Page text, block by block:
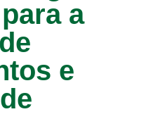
a
e